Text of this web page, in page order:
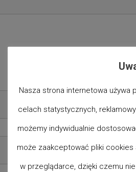
Nasza strona internetowa
celach statystycznych,
możemy indywidualnie
może zaakceptować pliki cookies
w przeglądarce, dzięki czemu